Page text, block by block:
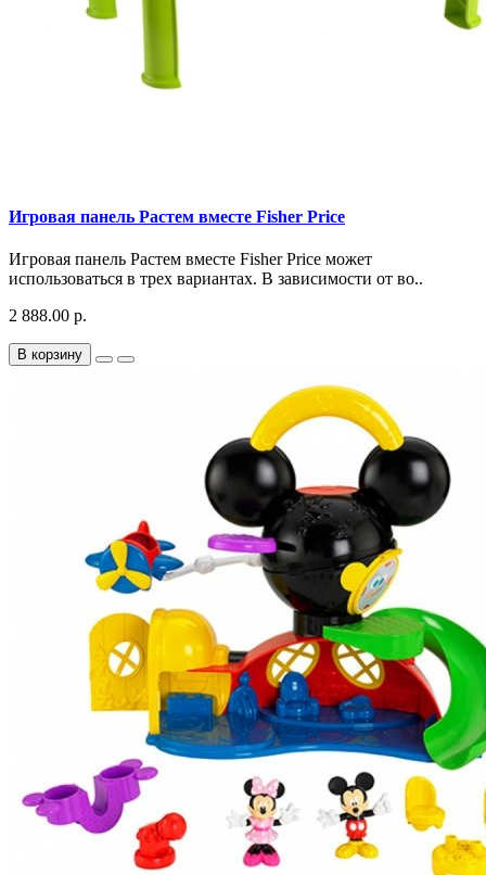
Игровая панель Растем вместе Fisher Price
Игровая панель Растем вместе Fisher Price может
использоваться в трех вариантах. В зависимости от во..
2 888.00 р.
В корзину